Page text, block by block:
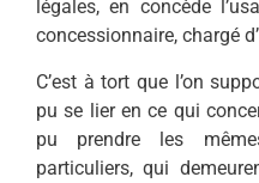
légales, en concède
concessionnaire, chargé
C’est à tort que l’on
pu se lier en ce qui
pu prendre les
particuliers, qui